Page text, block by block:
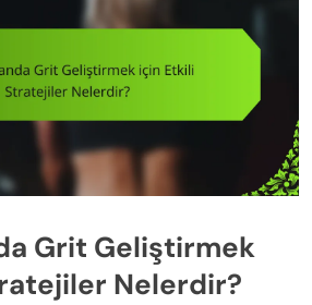
Grit Geliştirmek
Nelerdir?